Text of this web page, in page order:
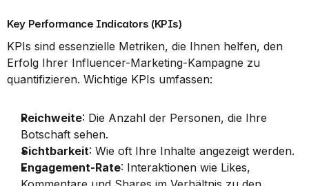
Key Performance Indicators (KPIs)
KPIs sind essenzielle Metriken, die Ihnen helfen, den
Erfolg Ihrer Influencer-Marketing-Kampagne zu
quantifizieren. Wichtige KPIs umfassen:
Reichweite: Die Anzahl der Personen, die Ihre
Botschaft sehen.
Sichtbarkeit: Wie oft Ihre Inhalte angezeigt werden.
Engagement-Rate: Interaktionen wie Likes,